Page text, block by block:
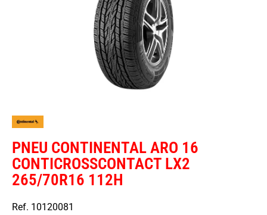
PNEU CONTINENTAL ARO 16
CONTICROSSCONTACT LX2
265/70R16 112H
Ref. 10120081